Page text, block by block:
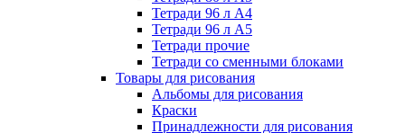
Тетради 96 л А4
Тетради 96 л А5
Тетради прочие
Тетради со сменными блоками
Товары для рисования
Альбомы для рисования
Краски
Принадлежности для рисования